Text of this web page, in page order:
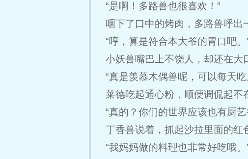
“是啊！多路兽也很喜欢！”
咽下了口中的烤肉，多路兽呼出
“哼，算是符合本大爷的胃口吧。
小妖兽嘴巴上不饶人，却还在大
“真是羡慕木偶兽呢，可以每天
莱德吃起通心粉，顺便调侃起不
“真的？你们的世界应该也有厨
丁香兽说着，抓起沙拉里面的红
“我妈妈做的料理也非常好吃哦。